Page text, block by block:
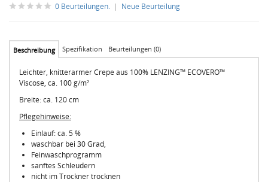
0 Beurteilungen. | Neue Beurteilung
Beschreibung Spezifikation Beurteilungen (0)
Leichter, knitterarmer Crepe aus 100% LENZING™ ECOVERO™
Viscose, ca. 100 g/m²
Breite: ca. 120 cm
Pflegehinweise:
Einlauf: ca. 5 %
waschbar bei 30 Grad,
Feinwaschprogramm
sanftes Schleudern
nicht im Trockner trocknen